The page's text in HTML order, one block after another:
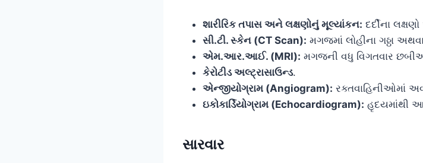
શારીરિક તપાસ અને લક્ષણોનું મૂલ્યાંકન: દર્દીના
સી.ટી. સ્કેન (CT Scan): મગજમાં લોહીના ગઠ્ઠા
એમ.આર.આઈ. (MRI): મગજની વધુ વિગતવાર
કેરોટીડ અલ્ટ્રાસાઉન્ડ.
એન્જીયોગ્રામ (Angiogram): રક્તવાહિનીઓમાં
ઇકોકાર્ડિયોગ્રામ (Echocardiogram): હૃદયમાંથી
સારવાર